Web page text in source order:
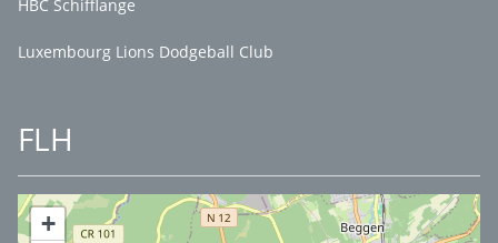
HBC Schifflange
Luxembourg Lions Dodgeball Club
FLH
+